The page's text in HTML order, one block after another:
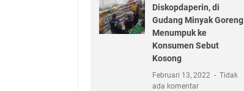
Diskopdaperin, di
Gudang Minyak Goreng
Menumpuk ke
Konsumen Sebut
Kosong
Februari 13, 2022
Tidak
ada komentar